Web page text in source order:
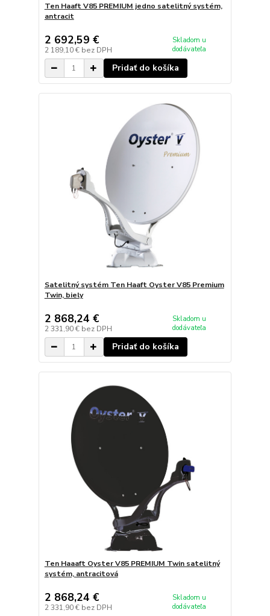
Ten Haaft V85 PREMIUM jedno satelitný systém,
antracit
2 692,59 €
2 189,10 € bez DPH
Skladom u
dodávateľa
Pridať do košíka
Satelitný systém Ten Haaft Oyster V85 Premium
Twin, biely
2 868,24 €
2 331,90 € bez DPH
Skladom u
dodávateľa
Pridať do košíka
Ten Haaaft Oyster V85 PREMIUM Twin satelitný
systém, antracitová
2 868,24 €
2 331,90 € bez DPH
Skladom u
dodávateľa